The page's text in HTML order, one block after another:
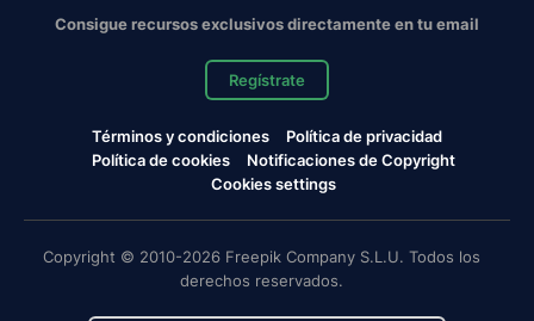
Consigue recursos exclusivos directamente en tu email
Regístrate
Términos y condiciones
Política de privacidad
Política de cookies
Notificaciones de Copyright
Cookies settings
Copyright © 2010-2026 Freepik Company S.L.U. Todos los
derechos reservados.